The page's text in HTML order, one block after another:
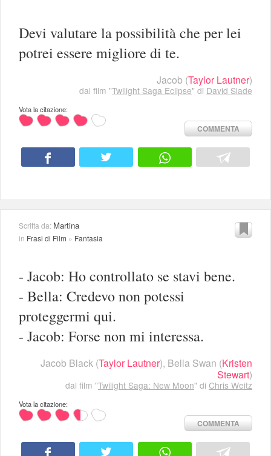
Devi valutare la possibilità che per lei
potrei essere migliore di te.
Jacob (Taylor Lautner)
dal film "Twilight Saga Eclipse" di David Slade
Vota la citazione:
COMMENTA
Scritta da: Martina
in Frasi di Film » Fantasia
- Jacob: Ho controllato se stavi bene.
- Bella: Credevo non potessi
proteggermi qui.
- Jacob: Forse non mi interessa.
Jacob Black (Taylor Lautner), Bella Swan (Kristen
Stewart)
dal film "Twilight Saga: New Moon" di Chris Weitz
Vota la citazione:
COMMENTA